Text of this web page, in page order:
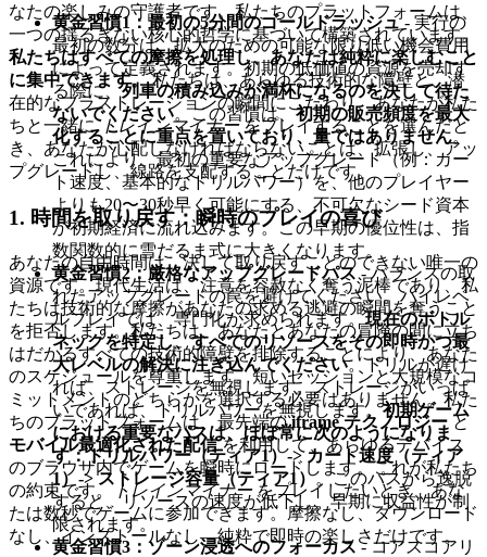
黄金習慣1：最初の5分間のゴールドラッシュ- 実行の
最初の数分は、拡大のための可能な限り低い機会費用
によって定義されます。初期の低価値の資源を売却す
る際に、列車の積み込みが満杯になるのを決して待た
ないでください。この習慣は、初期の販売頻度を最大
化することに重点を置いており、量ではありません。
これにより、最初の重要なアップグレード（例：カー
ト速度、基本的なドリルパワー）を、他のプレイヤー
よりも20〜30秒早く可能にする、不可欠なシード資本
が初期経済に流れ込みます。この早期の優位性は、指
数関数的に雪だるま式に大きくなります。
黄金習慣2：厳格なアップグレードパス- バランスの取
れたアップグレードの罠を避けてください。ハイレベ
ルプレイでは、専門化が求められます。現在のボトル
ネックを特定し、すべてのリソースをその即時かつ最
大レベルの解決に注ぎ込んでください。ドリルが遅け
れば、ストレージを無視します。ストレージがいっぱ
いであれば、ドリルパワーを無視します。初期ゲーム
における重要なパスは、ほぼ常に次のようになりま
す：ドリルパワー（ティア1）-> カート速度（ティア
1）-> ストレージ容量（ティア1）。このパスから逸脱
すると、リソースの速度が低下し、早期に収益性が制
限されます。
黄金習慣3：ゾーン浸透へのフォーカス- コアスコアリ
なたの楽しみの守護者です。私たちのプラットフォームは、
一つの揺るぎない核心的哲学に基づいて構築されています。
私たちはすべての摩擦を処理し、あなたは純粋に楽しむこと
に集中できます。私たちは、あらゆる技術的な障壁と、潜
在的なフラストレーションの瞬間にこだわり、あなたが私た
ちと一緒にトレインマイナーをプレイすることを選んだと
き、あなたが心配しなければならないことは、拡張し、アッ
プグレードし、線路を支配することだけです。
1. 時間を取り戻す：瞬時のプレイの喜び
あなたの自由時間は、決して取り戻すことのできない唯一の
資源です。現代生活は、注意を容赦なく奪う泥棒であり、私
たちは技術的な摩擦があなたの求める逃避の瞬間を奪うこと
を拒否します。私たちは、あなたとあなたの冒険の間に立ち
はだかるすべての技術的障壁を排除することにより、あなた
のスケジュールを尊重します。短いセッションと大規模なコ
ミットメントのどちらかを選択する必要はありません。私た
ちのプラットフォームは、最先端のiframe テクノロジー と
モバイル最適化された配信を利用して、あらゆるデバイス
のブラウザ内でゲームを瞬時にロードします。これが私たち
の約束です。トレインマイナーをプレイしたいとき、あな
たは数秒でゲームに参加できます。摩擦なし、ダウンロード
なし、インストールなし—純粋で即時の楽しさだけです。